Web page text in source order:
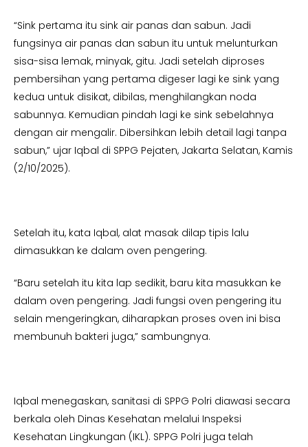
“Sink pertama itu sink air panas dan sabun. Jadi
fungsinya air panas dan sabun itu untuk melunturkan
sisa-sisa lemak, minyak, gitu. Jadi setelah diproses
pembersihan yang pertama digeser lagi ke sink yang
kedua untuk disikat, dibilas, menghilangkan noda
sabunnya. Kemudian pindah lagi ke sink sebelahnya
dengan air mengalir. Dibersihkan lebih detail lagi tanpa
sabun,” ujar Iqbal di SPPG Pejaten, Jakarta Selatan, Kamis
(2/10/2025).
Setelah itu, kata Iqbal, alat masak dilap tipis lalu
dimasukkan ke dalam oven pengering.
“Baru setelah itu kita lap sedikit, baru kita masukkan ke
dalam oven pengering. Jadi fungsi oven pengering itu
selain mengeringkan, diharapkan proses oven ini bisa
membunuh bakteri juga,” sambungnya.
Iqbal menegaskan, sanitasi di SPPG Polri diawasi secara
berkala oleh Dinas Kesehatan melalui Inspeksi
Kesehatan Lingkungan (IKL). SPPG Polri juga telah